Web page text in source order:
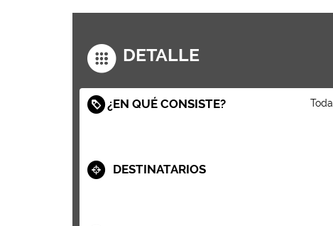
DETALLE
¿EN QUÉ CONSISTE?
DESTINATARIOS